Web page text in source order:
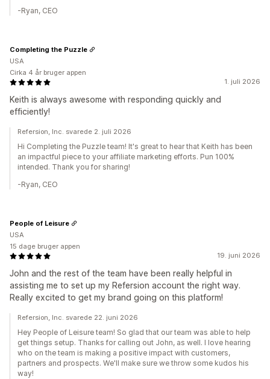
-Ryan, CEO
1. juli 2026
Keith is always awesome with responding quickly and
efficiently!
Completing the Puzzle
USA
Cirka 4 år bruger appen
Refersion, Inc. svarede 2. juli 2026
Hi Completing the Puzzle team! It's great to hear that Keith has been
an impactful piece to your affiliate marketing efforts. Pun 100%
intended. Thank you for sharing!
-Ryan, CEO
19. juni 2026
John and the rest of the team have been really helpful in
assisting me to set up my Refersion account the right way.
Really excited to get my brand going on this platform!
People of Leisure
USA
15 dage bruger appen
Refersion, Inc. svarede 22. juni 2026
Hey People of Leisure team! So glad that our team was able to help
get things setup. Thanks for calling out John, as well. I love hearing
who on the team is making a positive impact with customers,
partners and prospects. We'll make sure we throw some kudos his
way!